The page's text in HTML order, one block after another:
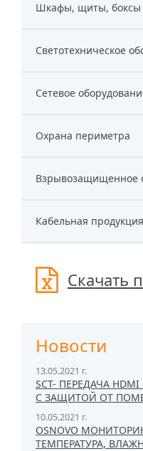
Шкафы, щиты, боксы
Светотехническое
Сетевое
Охрана периметра
Взрывозащищенное
Кабельная продукция
Скачать
Новости
13.05.2021 г.
SCT- ПЕРЕДАЧА
С ЗАЩИТОЙ ОТ
10.05.2021 г.
OSNOVO
ТЕМПЕРАТУРА,